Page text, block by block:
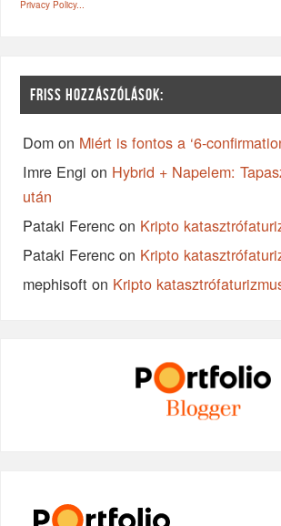
Privacy Policy...
FRISS HOZZÁSZÓLÁSOK:
Dom on Miért is fontos a ‘6-
Imre Engi on Hybrid + Napelem:
után
Pataki Ferenc on Kripto
Pataki Ferenc on Kripto
mephisoft on Kripto